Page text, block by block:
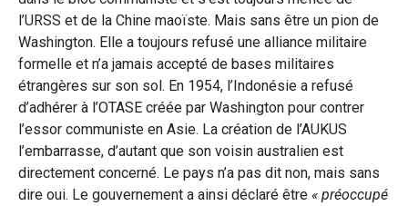
l’URSS et de la Chine maoïste. Mais sans être un pion de
Washington. Elle a toujours refusé une alliance militaire
formelle et n’a jamais accepté de bases militaires
étrangères sur son sol. En 1954, l’Indonésie a refusé
d’adhérer à l’OTASE créée par Washington pour contrer
l’essor communiste en Asie. La création de l’AUKUS
l’embarrasse, d’autant que son voisin australien est
directement concerné. Le pays n’a pas dit non, mais sans
dire oui. Le gouvernement a ainsi déclaré être « préoccupé